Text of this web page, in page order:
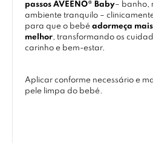
passos AVEENO® Baby– banho,
ambiente tranquilo –
para que o bebé adormeça
melhor, transformando os
carinho e bem-estar.
Aplicar conforme necessário e
pele limpa do bebé.